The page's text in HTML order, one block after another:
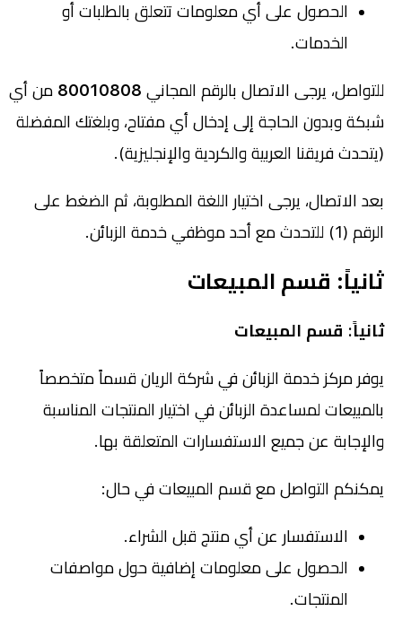
الحصول على أي معلومات تتعلق بالطلبات أو
الخدمات.
للتواصل، يرجى الاتصال بالرقم المجاني 80010808 من أي
شبكة وبدون الحاجة إلى إدخال أي مفتاح، وبلغتك المفضلة
(يتحدث فريقنا العربية والكردية والإنجليزية).
بعد الاتصال، يرجى اختيار اللغة المطلوبة، ثم الضغط على
الرقم (1) للتحدث مع أحد موظفي خدمة الزبائن.
ثانياً: قسم المبيعات
ثانياً: قسم المبيعات
يوفر مركز خدمة الزبائن في شركة الريان قسماً متخصصاً
بالمبيعات لمساعدة الزبائن في اختيار المنتجات المناسبة
والإجابة عن جميع الاستفسارات المتعلقة بها.
يمكنكم التواصل مع قسم المبيعات في حال:
الاستفسار عن أي منتج قبل الشراء.
الحصول على معلومات إضافية حول مواصفات
المنتجات.